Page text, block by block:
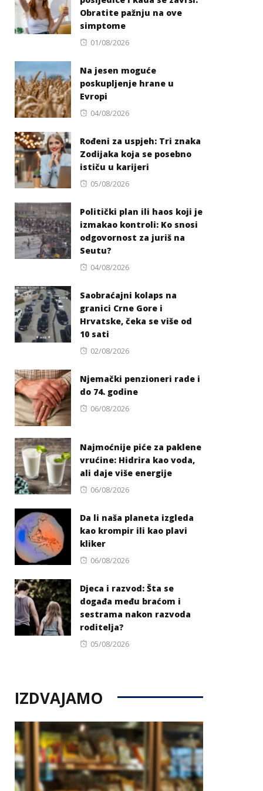
Obratite pažnju na ove
simptome
Posted
01/08/2026
Na jesen moguće
poskupljenje hrane u
Evropi
Posted
04/08/2026
Rođeni za uspjeh: Tri znaka
Zodijaka koja se posebno
ističu u karijeri
Posted
05/08/2026
Politički plan ili haos koji je
izmakao kontroli: Ko snosi
odgovornost za juriš na
Seutu?
Posted
04/08/2026
Saobraćajni kolaps na
granici Crne Gore i
Hrvatske, čeka se više od
10 sati
Posted
02/08/2026
Njemački penzioneri rade i
do 74. godine
Posted
06/08/2026
Najmoćnije piće za paklene
vrućine: Hidrira kao voda,
ali daje više energije
Posted
06/08/2026
Da li naša planeta izgleda
kao krompir ili kao plavi
kliker
Posted
06/08/2026
Djeca i razvod: Šta se
događa među braćom i
sestrama nakon razvoda
roditelja?
Posted
05/08/2026
IZDVAJAMO